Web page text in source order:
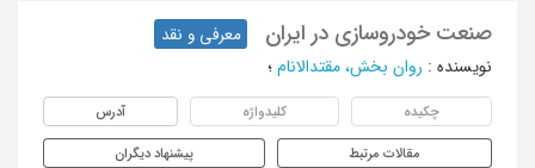
صنعت خودروسازی در ایران
معرفی و نقد
نویسنده : روان بخش، مقتدالانام ؛
چکیده کلیدواژه آدرس
مقالات مرتبط پیشنهاد دیگران